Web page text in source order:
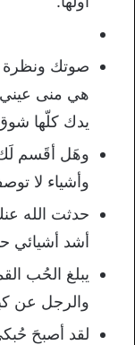
صوتك ونظرة
هي منى
يدك كلّها
وهَل أقَسم
وأشياء لا
حدثت الله
أشد أشيائي
يبلغ الحُب
والرجل عن
لقد أصبحَ